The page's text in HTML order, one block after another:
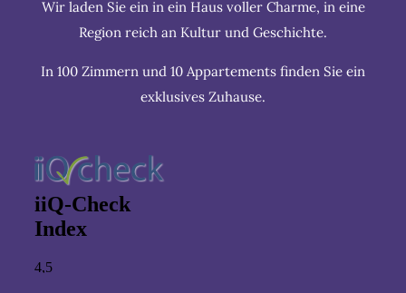
Wir laden Sie ein in ein Haus voller Charme, in eine
Region reich an Kultur und Geschichte.
In 100 Zimmern und 10 Appartements finden Sie ein
exklusives Zuhause.